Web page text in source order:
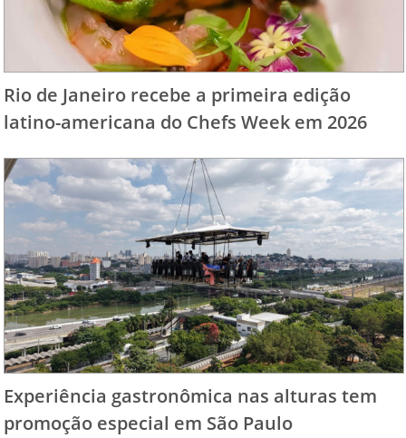
Rio de Janeiro recebe a primeira edição
latino-americana do Chefs Week em 2026
Experiência gastronômica nas alturas tem
promoção especial em São Paulo